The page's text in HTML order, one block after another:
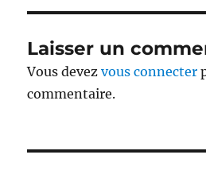
Laisser un
Vous devezvous connecter
commentaire.